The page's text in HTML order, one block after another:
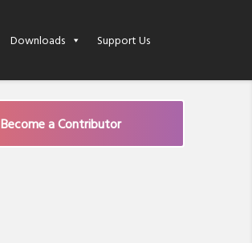
Downloads Support Us
Become a Contributor